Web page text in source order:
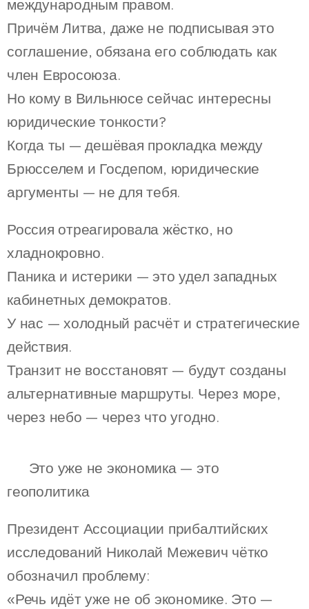
международным правом.
Причём Литва, даже не подписывая это
соглашение, обязана его соблюдать как
член Евросоюза.
Но кому в Вильнюсе сейчас интересны
юридические тонкости?
Когда ты — дешёвая прокладка между
Брюсселем и Госдепом, юридические
аргументы — не для тебя.
Россия отреагировала жёстко, но
хладнокровно.
Паника и истерики — это удел западных
кабинетных демократов.
У нас — холодный расчёт и стратегические
действия.
Транзит не восстановят — будут созданы
альтернативные маршруты. Через море,
через небо — через что угодно.
⚠️ Это уже не экономика — это
геополитика
Президент Ассоциации прибалтийских
исследований Николай Межевич чётко
обозначил проблему:
«Речь идёт уже не об экономике. Это —